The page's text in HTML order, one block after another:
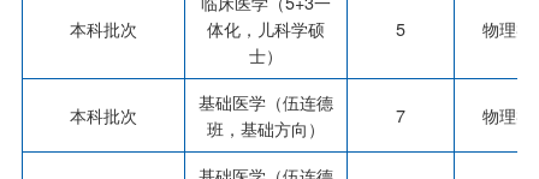
本科批次
体化，儿科学硕
士）
5 物理类
本科批次
基础医学（伍连德
班，基础方向）
7 物理类